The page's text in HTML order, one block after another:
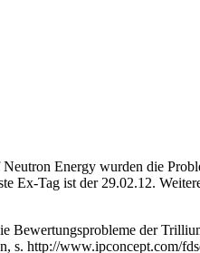
Energy wurden die
Ex-Tag ist der 29.02.12.
Bewertungsprobleme der
s. http://www.ipconcept.com/